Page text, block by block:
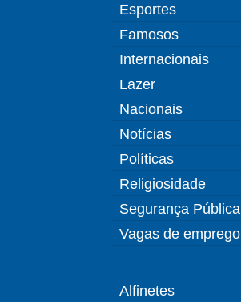
Esportes
Famosos
Internacionais
Lazer
Nacionais
Notícias
Políticas
Religiosidade
Segurança Pública
Vagas de emprego
Alfinetes